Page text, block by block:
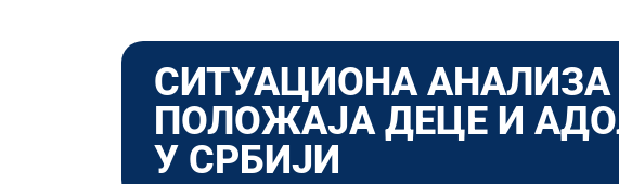
СИТУАЦИОНА АНАЛИЗА
ПОЛОЖАЈА ДЕЦЕ И
У СРБИЈИ